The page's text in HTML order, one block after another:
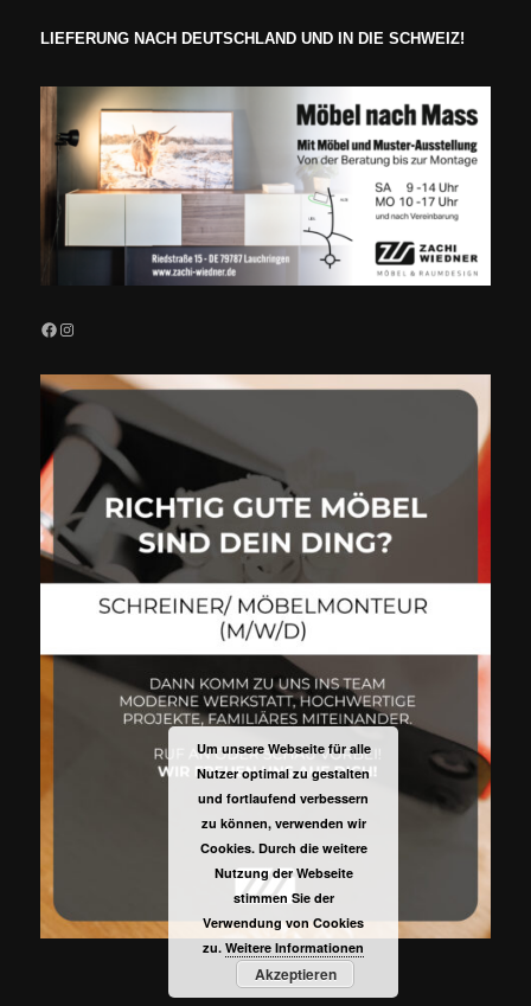
LIEFERUNG NACH DEUTSCHLAND UND IN DIE SCHWEIZ!
Facebook
Instagram
Um unsere Webseite für alle
Nutzer optimal zu gestalten
und fortlaufend verbessern
zu können, verwenden wir
Cookies. Durch die weitere
Nutzung der Webseite
stimmen Sie der
Verwendung von Cookies
zu. Weitere Informationen
Akzeptieren